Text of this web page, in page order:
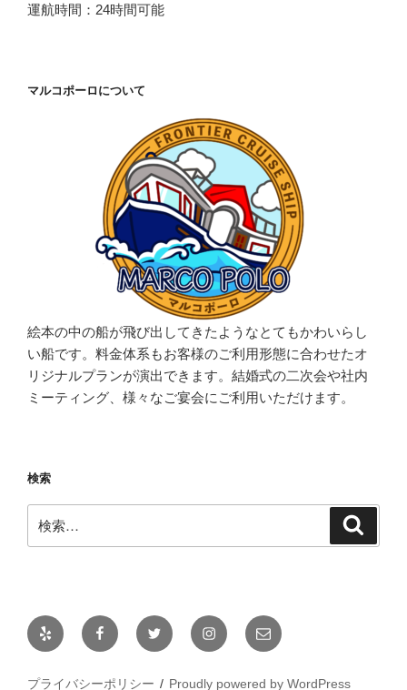
運航時間：24時間可能
マルコポーロについて
絵本の中の船が飛び出してきたようなとてもかわいらし
い船です。料金体系もお客様のご利用形態に合わせたオ
リジナルプランが演出できます。結婚式の二次会や社内
ミーティング、様々なご宴会にご利用いただけます。
検索
索:
Yelp FacebookTwitter Instagramメ
ー
プライバシーポリシー Proudly powered by WordPress